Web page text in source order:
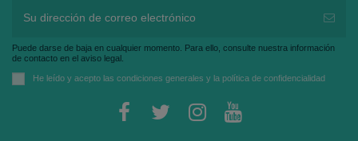
Puede darse de baja en cualquier momento. Para ello, consulte nuestra información
de contacto en el aviso legal.
He leído y acepto las condiciones generales y la política de confidencialidad